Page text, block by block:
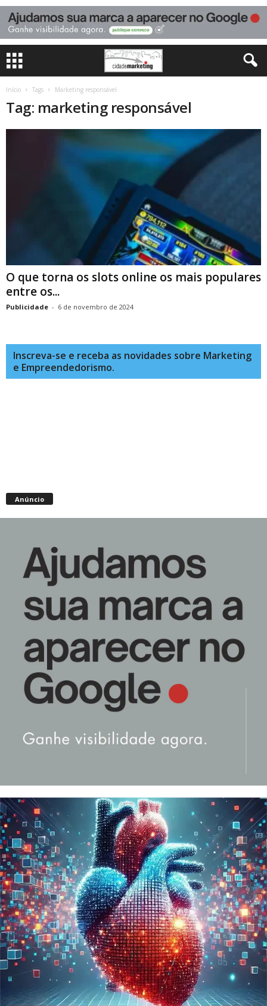
Início Tags Marketing responsável
Tag: marketing responsável
O que torna os slots online os mais populares
entre os...
Publicidade - 6 de novembro de 2024
Inscreva-se e receba as novidades sobre Marketing
e Empreendedorismo.
Anúncio